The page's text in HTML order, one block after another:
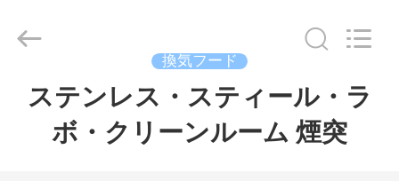
Copyright
Guangzhou
Cleanroom
換気フード
ステンレス・スティール・ラ
ボ・クリーンルーム 煙突